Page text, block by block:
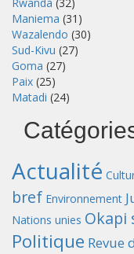
Maniema (31)
Wazalendo (30)
Sud-Kivu (27)
Goma (27)
Paix (25)
Matadi (24)
Actualité
bref Environnement
Nations unies Okapi
Politique Revue